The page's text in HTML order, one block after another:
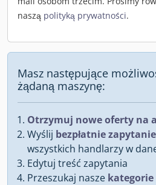
naszą polityką prywatności.
Masz następujące
żądaną maszynę:
Otrzymuj nowe oferty na
Wyślij bezpłatnie zapytanie
wszystkich handlarzy w
Edytuj treść zapytania
Przeszukaj nasze kategorie